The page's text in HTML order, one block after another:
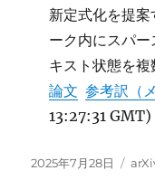
新定式化を提
ーク内にスパ
キスト状態を複
論文 参考訳（
13:27:31 GMT)
投
2025年7月28日
カ